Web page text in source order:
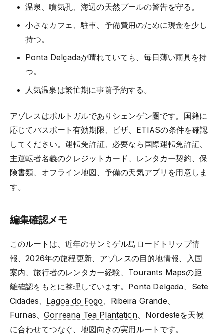
温泉、噴気孔、海辺の天然プールの警告を守る。
小さなカフェ、駐車、予備費用のために現金を少し
持つ。
Ponta Delgadaが晴れていても、毎日薄い雨具を持
つ。
人気温泉は繁忙期に事前予約する。
アゾレスはポルトガルでありシェンゲン圏です。国籍に
応じてパスポート有効期限、ビザ、ETIASの条件を確認
してください。運転免許証、必要なら国際運転免許証、
主運転者名義のクレジットカード、レンタカー契約、保
険書類、オフライン地図、予備の天気アプリを用意しま
す。
編集確認メモ
このルートは、近年のサンミゲル島ロードトリップ情
報、2026年の旅程更新、アゾレスの目的地情報、入国
案内、旅行者のレンタカー経験、Tourants Mapsの距
離確認をもとに整理しています。Ponta Delgada、Sete
Cidades、 Lagoa do Fogo 、Ribeira Grande、
Furnas、Gorreana Tea Plantation、Nordesteを天候
に合わせてつなぐ、地図向きの実用ルートです。